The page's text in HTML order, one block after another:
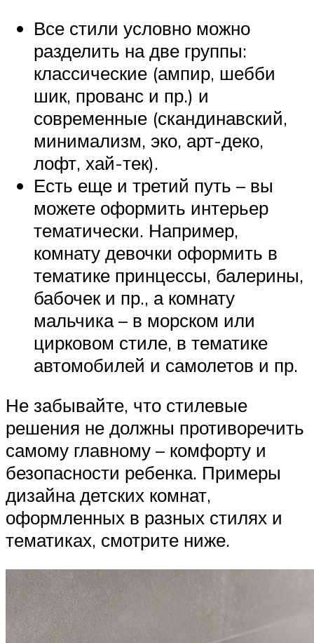
Все стили условно можно
разделить на две группы:
классические (ампир, шебби
шик, прованс и пр.) и
современные (скандинавский,
минимализм, эко, арт-деко,
лофт, хай-тек).
Есть еще и третий путь – вы
можете оформить интерьер
тематически. Например,
комнату девочки оформить в
тематике принцессы, балерины,
бабочек и пр., а комнату
мальчика – в морском или
цирковом стиле, в тематике
автомобилей и самолетов и пр.
Не забывайте, что стилевые
решения не должны противоречить
самому главному – комфорту и
безопасности ребенка. Примеры
дизайна детских комнат,
оформленных в разных стилях и
тематиках, смотрите ниже.